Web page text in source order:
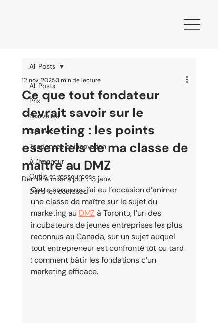
All Posts
Prix
Nouvelles
Opinion
Tendances et innovation
À l’honneur
Outils et ressources
Dans les coulisses
All Posts
Ce que tout fondateur
devrait savoir sur le
marketing : les points
essentiels de ma classe de
maître au DMZ
12 nov. 20253 min de lecture
Dernière mise à jour :13 janv.
Cette semaine, j’ai eu l’occasion d’animer
une classe de maître sur le sujet du
marketing au DMZ à Toronto, l’un des
incubateurs de jeunes entreprises les plus
reconnus au Canada, sur un sujet auquel
tout entrepreneur est confronté tôt ou tard
: comment bâtir les fondations d’un
marketing efficace.